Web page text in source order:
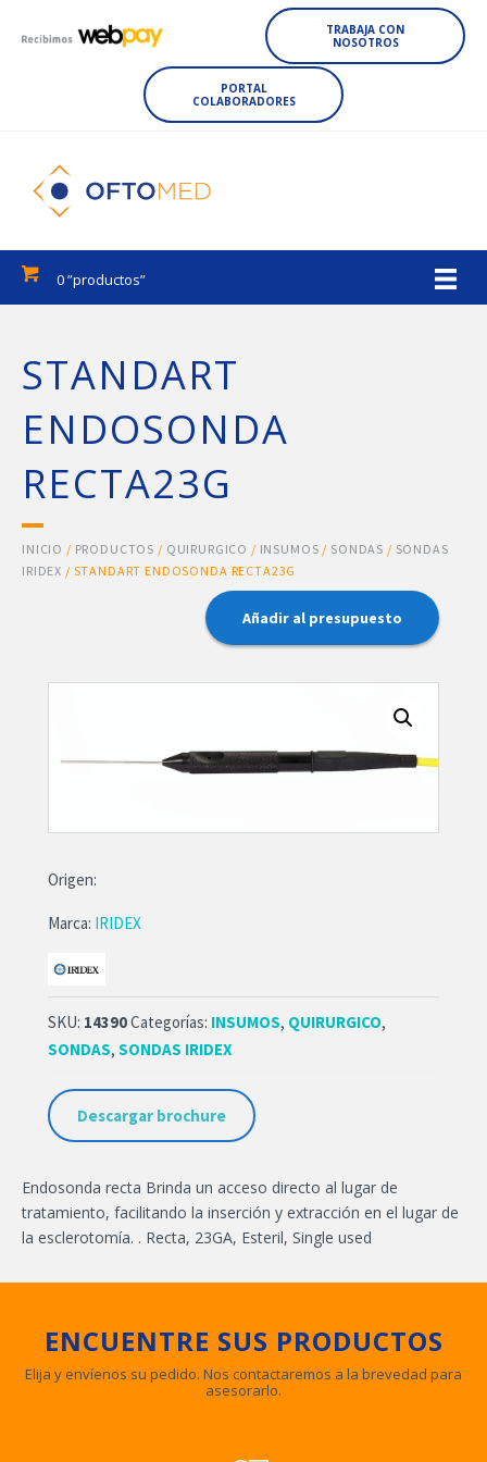
TRABAJA CON
NOSOTROS
PORTAL
COLABORADORES
0 ”productos”
STANDART
ENDOSONDA
RECTA23G
INICIO / PRODUCTOS / QUIRURGICO / INSUMOS / SONDAS / SONDAS
IRIDEX / STANDART ENDOSONDA RECTA23G
Añadir al presupuesto
Origen:
Marca: IRIDEX
SKU: 14390Categorías: INSUMOS, QUIRURGICO,
SONDAS, SONDAS IRIDEX
Descargar brochure
Endosonda recta Brinda un acceso directo al lugar de
tratamiento, facilitando la inserción y extracción en el lugar de
la esclerotomía. . Recta, 23GA, Esteril, Single used
ENCUENTRE SUS PRODUCTOS
Elija y envíenos su pedido. Nos contactaremos a la brevedad para
asesorarlo.